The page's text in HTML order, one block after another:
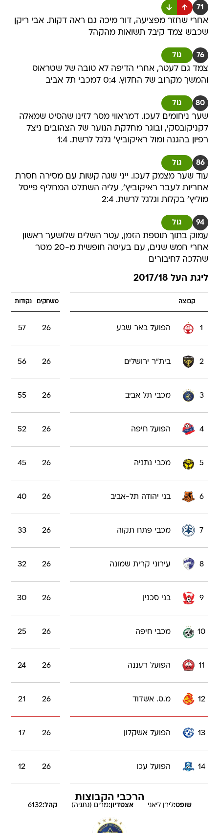
71
אחרי שחזר מפציעה, דור מיכה גם ראה דקות. אבי ריקן
שכבש צמד קיבל תשואות מהקהל
76 גול
צמד גם לעטר, אחרי הדיפה לא טובה של שטראוס
והמשך מקרוב של החלוץ. 0:4 למכבי תל אביב
80 גול
שער ניחומים לעכו. דמראווי מסר לזינו שהסיט שמאלה
לקניקובסקי, ובוגר מחלקת הנוער של הצהובים ניצל
רפיון בהגנה ומול ראיקוביץ' גלגל לרשת. 1:4
86 גול
עוד שער מצמק לעכו. ייני שגה קשות עם מסירה חסרת
אחריות לעבר ראיקוביץ', עליה השתלט המחליף פייסל
מוליץ' בקלות וגלגל לרשת. 2:4
94 גול
עמוק בתוך תוספת הזמן, עטר השלים שלושער ראשון
אחרי חמש שנים, עם בעיטה חופשית מ-20 מטר
שהלכה לחיבורים
ליגת העל 2017/18
קבוצה משחקים נקודות
1 הפועל באר שבע 26
57
2 בית"ר ירושלים 26
56
3 מכבי תל אביב 26
55
4 הפועל חיפה 26
52
5 מכבי נתניה 26
45
6 בני יהודה תל-אביב 26
40
7 מכבי פתח תקוה 26
33
8 עירוני קרית שמונה 26
32
9 בני סכנין 26
30
10 מכבי חיפה 26
25
11 הפועל רעננה 26
24
12 מ.ס. אשדוד 26
21
13 הפועל אשקלון 26
17
14 הפועל עכו 26
12
הרכבי הקבוצות
שופט:לירן ליאני אצטדיון:מרים (נתניה) קהל:6132